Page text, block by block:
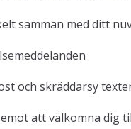
samman med ditt
och skräddarsy
att välkomna dig